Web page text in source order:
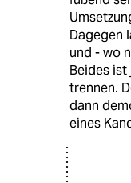
Dagegen
und - wo
Beides
trennen.
dann
eines